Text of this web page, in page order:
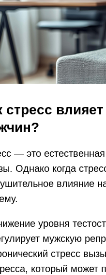
стресс
— это
Однако когда
влияние
уровня
мужскую
стресс
который может